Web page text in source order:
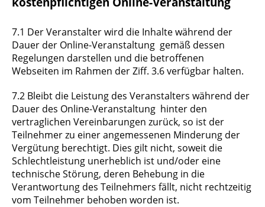
7.1 Der Veranstalter wird die Inhalte während der
Dauer der Online-Veranstaltung gemäß dessen
Regelungen darstellen und die betroffenen
Webseiten im Rahmen der Ziff. 3.6 verfügbar halten.
7.2 Bleibt die Leistung des Veranstalters während der
Dauer des Online-Veranstaltung hinter den
vertraglichen Vereinbarungen zurück, so ist der
Teilnehmer zu einer angemessenen Minderung der
Vergütung berechtigt. Dies gilt nicht, soweit die
Schlechtleistung unerheblich ist und/oder eine
technische Störung, deren Behebung in die
Verantwortung des Teilnehmers fällt, nicht rechtzeitig
vom Teilnehmer behoben worden ist.